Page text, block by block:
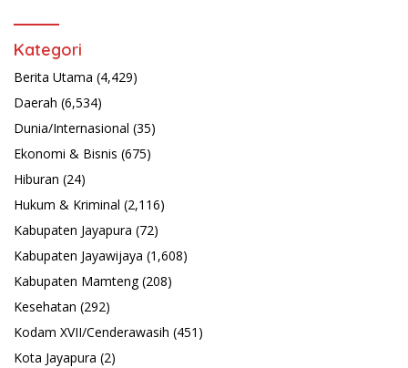
Kategori
Berita Utama (4,429)
Daerah (6,534)
Dunia/Internasional (35)
Ekonomi & Bisnis (675)
Hiburan (24)
Hukum & Kriminal (2,116)
Kabupaten Jayapura (72)
Kabupaten Jayawijaya (1,608)
Kabupaten Mamteng(208)
Kesehatan (292)
Kodam XVII/Cenderawasih (451)
Kota Jayapura (2)